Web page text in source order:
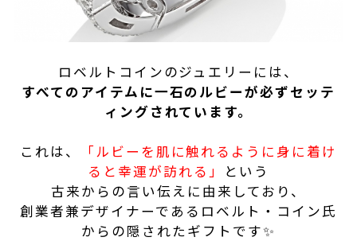
ロベルトコインのジュエリーには、
すべてのアイテムに一石のルビーが必ずセッテ
ィングされています。
これは、
「ルビーを肌に触れるように身に着け
ると幸運が訪れる」
という
古来からの言い伝えに由来しており、
創業者兼デザイナーであるロベルト・コイン氏
からの隠されたギフトです✨